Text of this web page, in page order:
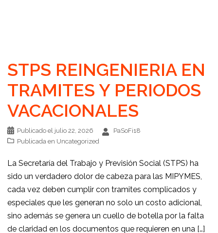
STPS REINGENIERIA EN
TRAMITES Y PERIODOS
VACACIONALES
Publicado el julio 22, 2026
PaSoFi18
Publicada en Uncategorized
La Secretaría del Trabajo y Previsión Social (STPS) ha
sido un verdadero dolor de cabeza para las MIPYMES,
cada vez deben cumplir con tramites complicados y
especiales que les generan no solo un costo adicional,
sino además se genera un cuello de botella por la falta
de claridad en los documentos que requieren en una […]